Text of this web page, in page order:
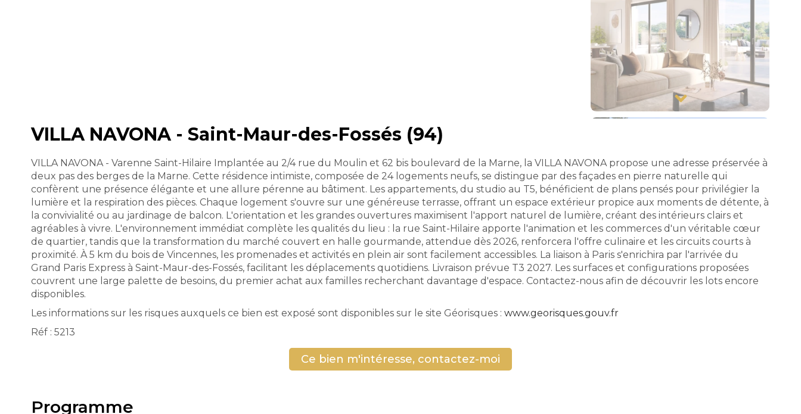
VILLA NAVONA - Saint-Maur-des-Fossés (94)
VILLA NAVONA - Varenne Saint-Hilaire Implantée au 2/4 rue du Moulin et 62 bis boulevard de la Marne, la VILLA NAVONA propose une adresse préservée à
deux pas des berges de la Marne. Cette résidence intimiste, composée de 24 logements neufs, se distingue par des façades en pierre naturelle qui
confèrent une présence élégante et une allure pérenne au bâtiment. Les appartements, du studio au T5, bénéficient de plans pensés pour privilégier la
lumière et la respiration des pièces. Chaque logement s'ouvre sur une généreuse terrasse, offrant un espace extérieur propice aux moments de détente, à
la convivialité ou au jardinage de balcon. L'orientation et les grandes ouvertures maximisent l'apport naturel de lumière, créant des intérieurs clairs et
agréables à vivre. L'environnement immédiat complète les qualités du lieu : la rue Saint-Hilaire apporte l'animation et les commerces d'un véritable cœur
de quartier, tandis que la transformation du marché couvert en halle gourmande, attendue dès 2026, renforcera l'offre culinaire et les circuits courts à
proximité. À 5 km du bois de Vincennes, les promenades et activités en plein air sont facilement accessibles. La liaison à Paris s'enrichira par l'arrivée du
Grand Paris Express à Saint-Maur-des-Fossés, facilitant les déplacements quotidiens. Livraison prévue T3 2027. Les surfaces et configurations proposées
couvrent une large palette de besoins, du premier achat aux familles recherchant davantage d'espace. Contactez-nous afin de découvrir les lots encore
disponibles.
Les informations sur les risques auxquels ce bien est exposé sont disponibles sur le site Géorisques : www.georisques.gouv.fr
Réf : 5213
Ce bien m'intéresse, contactez-moi
Programme